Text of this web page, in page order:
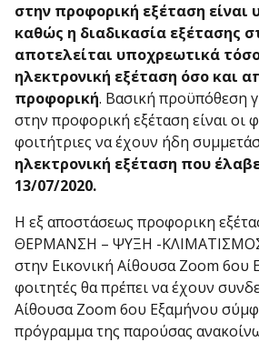
στην προφορική εξέταση είναι
καθώς η διαδικασία εξέτασης
αποτελείται υποχρεωτικά
ηλεκτρονική εξέταση όσο και
προφορική. Βασική προϋπόθεση
στην προφορική εξέταση είναι οι
φοιτήτριες να έχουν ήδη
ηλεκτρονική εξέταση που
13/07/2020.
Η εξ αποστάσεως προφορικη
ΘΕΡΜΑΝΣΗ – ΨΥΞΗ -
στην Εικονική Αίθουσα Zoom 6ου
φοιτητές θα πρέπει να έχουν
Αίθουσα Zoom 6ου Εξαμήνου
πρόγραμμα της παρούσας